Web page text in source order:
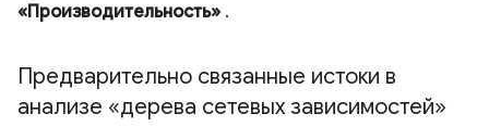
«Производительность» .
Предварительно связанные истоки в
анализе «дерева сетевых зависимостей»